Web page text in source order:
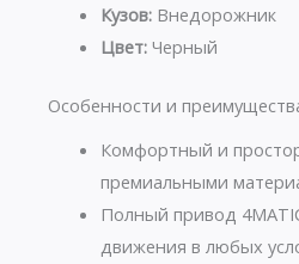
Кузов:Внедорожник
Цвет:Черный
Особенности и
Комфортный и
премиальными
Полный привод
движения в любых